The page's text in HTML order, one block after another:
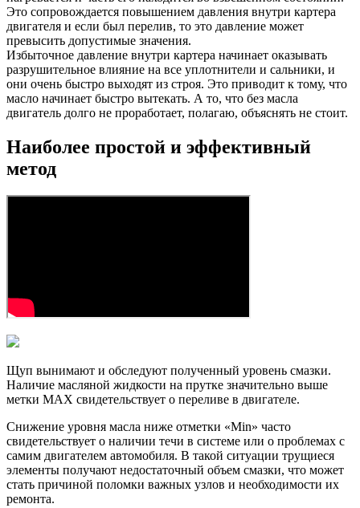
Это сопровождается повышением давления внутри картера
двигателя и если был перелив, то это давление может
превысить допустимые значения.
Избыточное давление внутри картера начинает оказывать
разрушительное влияние на все уплотнители и сальники, и
они очень быстро выходят из строя. Это приводит к тому, что
масло начинает быстро вытекать. А то, что без масла
двигатель долго не проработает, полагаю, объяснять не стоит.
Наиболее простой и эффективный
метод
Щуп вынимают и обследуют полученный уровень смазки.
Наличие масляной жидкости на прутке значительно выше
метки MAX свидетельствует о переливе в двигателе.
Снижение уровня масла ниже отметки «Min» часто
свидетельствует о наличии течи в системе или о проблемах с
самим двигателем автомобиля. В такой ситуации трущиеся
элементы получают недостаточный объем смазки, что может
стать причиной поломки важных узлов и необходимости их
ремонта.